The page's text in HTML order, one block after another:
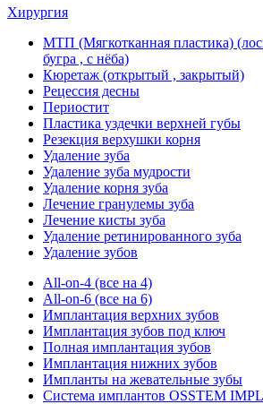
Хирургия
МТП (Мягкотканная пластика)
бугра , с нёба)
Кюретаж (открытый , закрытый)
Рецессия десны
Периостит
Пластика уздечки верхней губы
Резекция верхушки корня
Удаление зуба
Удаление зуба мудрости
Удаление корня зуба
Лечение гранулемы зуба
Лечение кисты зуба
Удаление ретинированного зуба
Удаление зубов
All-on-4 (все на 4)
All-on-6 (все на 6)
Имплантация верхних зубов
Имплантация зубов под ключ
Полная имплантация зубов
Имплантация нижних зубов
Импланты на жевательные зубы
Система имплантов OSSTEM